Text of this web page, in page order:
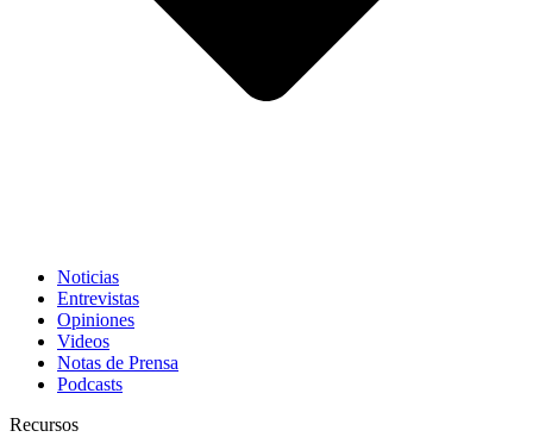
Noticias
Entrevistas
Opiniones
Videos
Notas de Prensa
Podcasts
Recursos